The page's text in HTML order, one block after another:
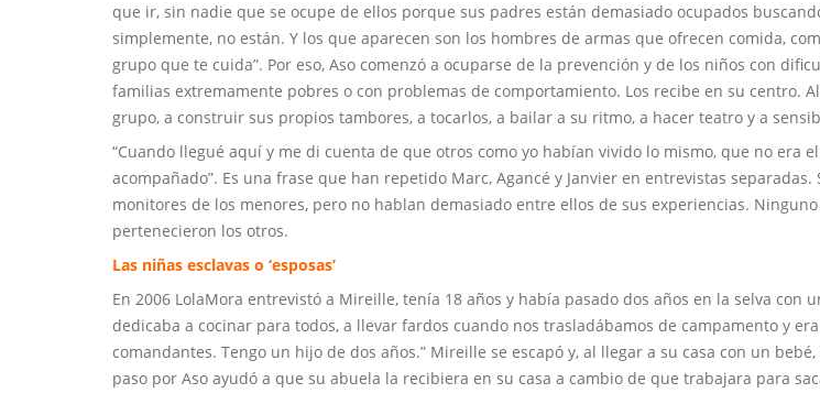
que ir, sin nadie que se ocupe de ellos porque sus padres están demasiado ocupados
simplemente, no están. Y los que aparecen son los hombres de armas que ofrecen comida,
grupo que te cuida”. Por eso, Aso comenzó a ocuparse de la prevención y de los niños con
familias extremamente pobres o con problemas de comportamiento. Los recibe en su centro.
grupo, a construir sus propios tambores, a tocarlos, a bailar a su ritmo, a hacer teatro y a
“Cuando llegué aquí y me di cuenta de que otros como yo habían vivido lo mismo, que no era
acompañado”. Es una frase que han repetido Marc, Agancé y Janvier en entrevistas separadas.
monitores de los menores, pero no hablan demasiado entre ellos de sus experiencias.
pertenecieron los otros.
Las niñas esclavas o ‘esposas’
En 2006 LolaMora entrevistó a Mireille, tenía 18 años y había pasado dos años en la selva con
dedicaba a cocinar para todos, a llevar fardos cuando nos trasladábamos de campamento y
comandantes. Tengo un hijo de dos años.” Mireille se escapó y, al llegar a su casa con un
paso por Aso ayudó a que su abuela la recibiera en su casa a cambio de que trabajara para